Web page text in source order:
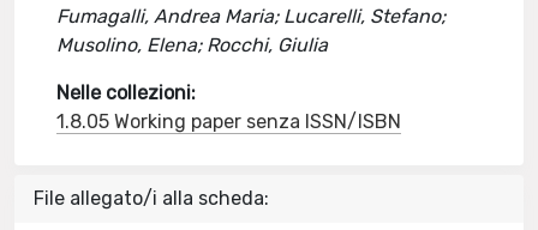
Fumagalli, Andrea Maria; Lucarelli, Stefano;
Musolino, Elena; Rocchi, Giulia
Nelle collezioni:
1.8.05 Working paper senza ISSN/ISBN
File allegato/i alla scheda: